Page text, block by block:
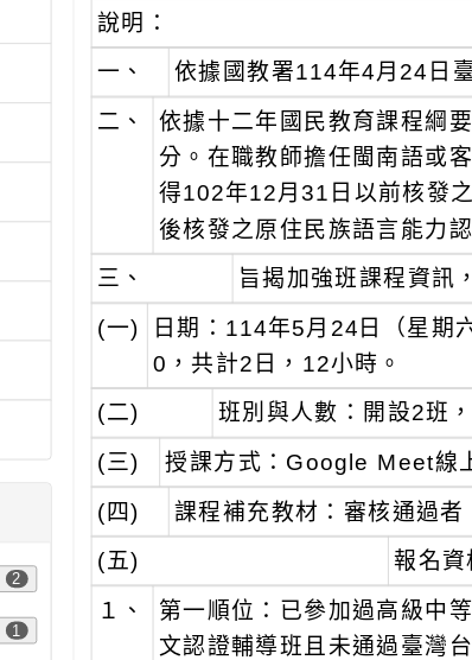
2
1
說明：
一、
依據國教署114年4月24日
二、 依據十二年國民教育課程綱
分。在職教師擔任閩南語或
得102年12月31日以前核發
後核發之原住民族語言能力
三、
旨揭加強班課程資訊
(一)
日期：114年5月24日（星期
0，共計2日，12小時。
(二)
班別與人數：開設2班
(三)
授課方式：Google Meet線
(四) 課程補充教材：審核通過者
(五) 報名資
１、 第一順位：已參加過高級中
文認證輔導班且未通過臺灣